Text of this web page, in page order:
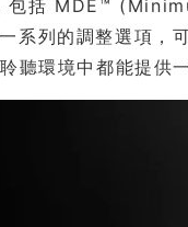
包括 MDE™
系列的調整選項，
聽環境中都能提供